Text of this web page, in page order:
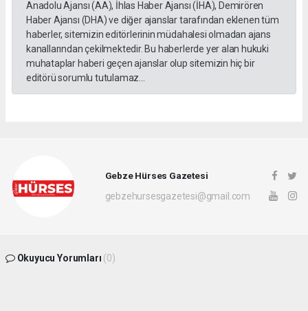
Anadolu Ajansı (AA), İhlas Haber Ajansı (İHA), Demirören
Haber Ajansı (DHA) ve diğer ajanslar tarafından eklenen tüm
haberler, sitemizin editörlerinin müdahalesi olmadan ajans
kanallarından çekilmektedir. Bu haberlerde yer alan hukuki
muhataplar haberi geçen ajanslar olup sitemizin hiç bir
editörü sorumlu tutulamaz...
Gebze Hürses Gazetesi
gebzehursesgazetesi@gmail.com
Okuyucu Yorumları (0)